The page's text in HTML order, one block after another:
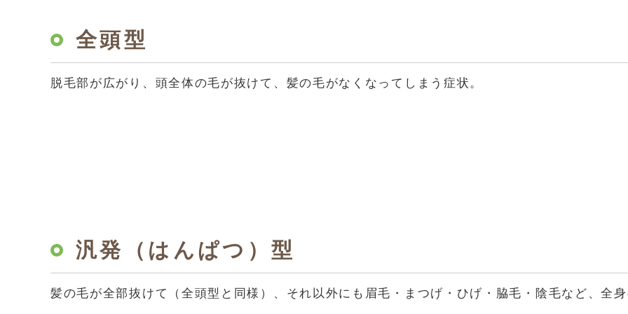
全頭型
脱毛部が広がり、頭全体の毛が抜けて、髪の毛がなくなってしまう症状。
汎発（はんぱつ）型
髪の毛が全部抜けて（全頭型と同様）、それ以外にも眉毛・まつげ・ひげ・脇毛・陰毛など、全